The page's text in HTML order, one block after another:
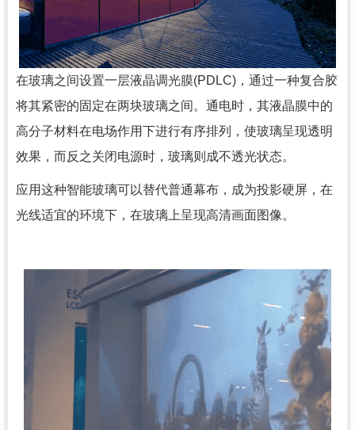
在玻璃之间设置一层液晶调光膜(PDLC)，通过一种复合胶
将其紧密的固定在两块玻璃之间。通电时，其液晶膜中的
高分子材料在电场作用下进行有序排列，使玻璃呈现透明
效果，而反之关闭电源时，玻璃则成不透光状态。
应用这种智能玻璃可以替代普通幕布，成为投影硬屏，在
光线适宜的环境下，在玻璃上呈现高清画面图像。